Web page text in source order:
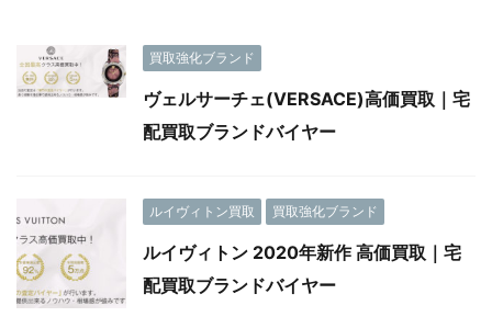
買取強化ブランド
ヴェルサーチェ(VERSACE)高価買取｜宅
配買取ブランドバイヤー
ルイヴィトン買取 買取強化ブランド
ルイヴィトン 2020年新作 高価買取｜宅
配買取ブランドバイヤー